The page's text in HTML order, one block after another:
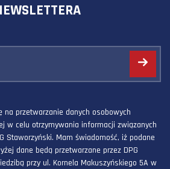
na przetwarzanie danych osobowych
w celu otrzymywania informacji związanych
Staworzyński. Mam świadomość, iż podane
dane będą przetwarzane przez DPG
przy ul. Kornela Makuszyńskiego 5A w